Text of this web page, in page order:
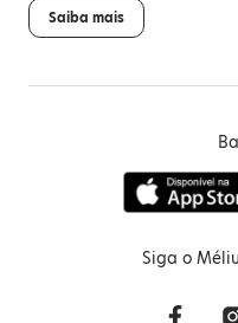
Saiba mais
Siga o